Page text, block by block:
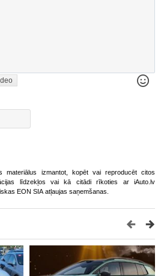
materiālus izmantot, kopēt vai reproducēt citos
līdzekļos vai kā citādi rīkoties ar iAuto.lv
EON SIA atļaujas saņemšanas.